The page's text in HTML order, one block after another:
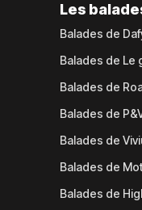
Les
Balades de
Balades de Le
Balades de
Balades de
Balades de
Balades de
Balades de